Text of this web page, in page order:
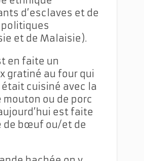
d’esclaves et de
et de Malaisie).
en faite un
gratiné au four qui
cuisiné avec la
mouton ou de porc
est faite
de bœuf ou/et de